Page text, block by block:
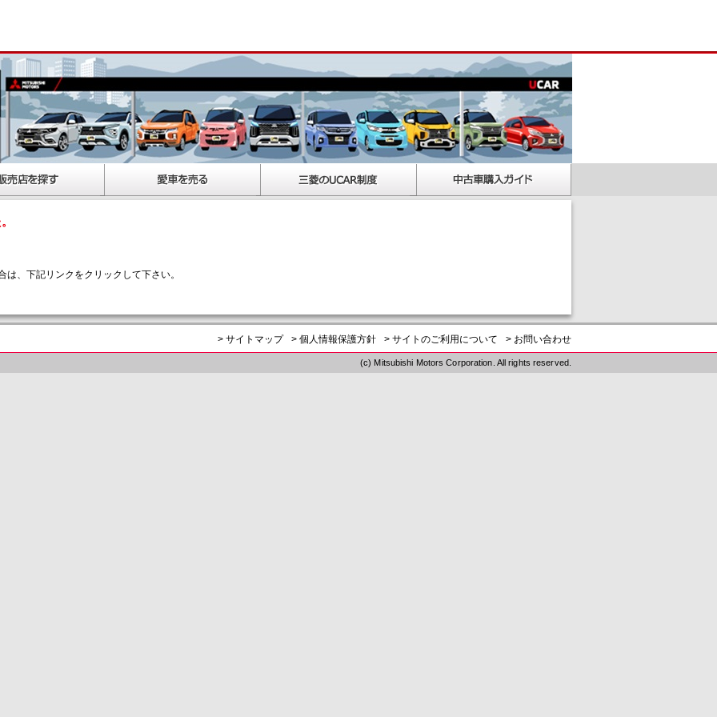
、下記リンクをクリックして下さい。
> サイトマップ > 個人情報保護方針 > サイトのご利用について > お問い合わせ
(c) Mitsubishi Motors Corporation. All rights reserved.